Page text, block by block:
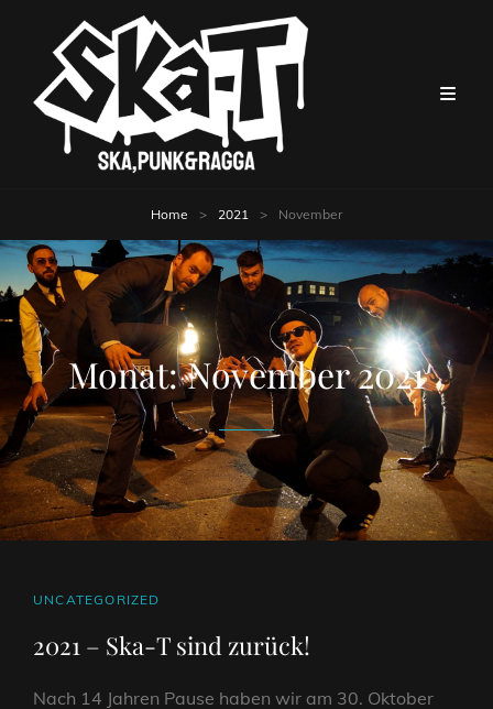
Home > 2021 > November
Monat:November 2021
CAT
UNCATEGORIZED
2021 – Ska-T sind zurück!
Nach 14 Jahren Pause haben wir am 30. Oktober